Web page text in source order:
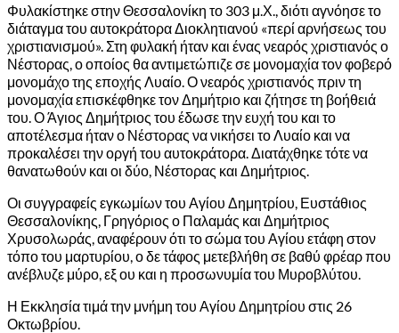
Φυλακίστηκε στην Θεσσαλονίκη το 303 μ.Χ., διότι αγνόησε το
διάταγμα του αυτοκράτορα Διοκλητιανού «περί αρνήσεως του
χριστιανισμού». Στη φυλακή ήταν και ένας νεαρός χριστιανός ο
Νέστορας, ο οποίος θα αντιμετώπιζε σε μονομαχία τον φοβερό
μονομάχο της εποχής Λυαίο. Ο νεαρός χριστιανός πριν τη
μονομαχία επισκέφθηκε τον Δημήτριο και ζήτησε τη βοήθειά
του. Ο Άγιος Δημήτριος του έδωσε την ευχή του και το
αποτέλεσμα ήταν ο Νέστορας να νικήσει το Λυαίο και να
προκαλέσει την οργή του αυτοκράτορα. Διατάχθηκε τότε να
θανατωθούν και οι δύο, Νέστορας και Δημήτριος.
Οι συγγραφείς εγκωμίων του Αγίου Δημητρίου, Ευστάθιος
Θεσσαλονίκης, Γρηγόριος ο Παλαμάς και Δημήτριος
Χρυσολωράς, αναφέρουν ότι το σώμα του Αγίου ετάφη στον
τόπο του μαρτυρίου, ο δε τάφος μετεβλήθη σε βαθύ φρέαρ που
ανέβλυζε μύρο, εξ ου και η προσωνυμία του Μυροβλύτου.
Η Εκκλησία τιμά την μνήμη του Αγίου Δημητρίου στις 26
Οκτωβρίου.